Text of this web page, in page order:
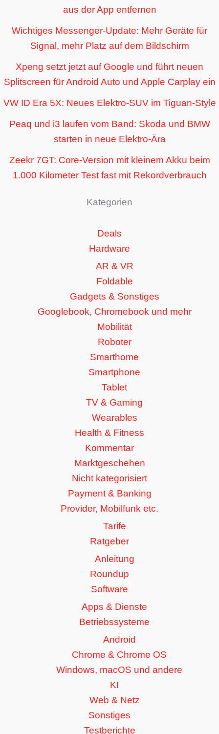
aus der App entfernen
Wichtiges Messenger-Update: Mehr Geräte für
Signal, mehr Platz auf dem Bildschirm
Xpeng setzt jetzt auf Google und führt neuen
Splitscreen für Android Auto und Apple Carplay ein
VW ID Era 5X: Neues Elektro-SUV im Tiguan-Style
Peaq und i3 laufen vom Band: Skoda und BMW
starten in neue Elektro-Ära
Zeekr 7GT: Core-Version mit kleinem Akku beim
1.000 Kilometer Test fast mit Rekordverbrauch
Kategorien
Deals
Hardware
AR & VR
Foldable
Gadgets & Sonstiges
Googlebook, Chromebook und mehr
Mobilität
Roboter
Smarthome
Smartphone
Tablet
TV & Gaming
Wearables
Health & Fitness
Kommentar
Marktgeschehen
Nicht kategorisiert
Payment & Banking
Provider, Mobilfunk etc.
Tarife
Ratgeber
Anleitung
Roundup
Software
Apps & Dienste
Betriebssysteme
Android
Chrome & Chrome OS
Windows, macOS und andere
KI
Web & Netz
Sonstiges
Testberichte